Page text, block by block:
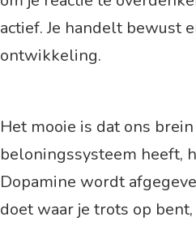
actief. Je handelt bewust
ontwikkeling.
Het mooie is dat ons
beloningssysteem heeft,
Dopamine wordt
doet waar je trots op